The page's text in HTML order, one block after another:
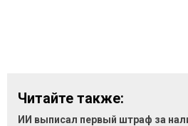
Читайте также:
ИИ выписал первый штраф за